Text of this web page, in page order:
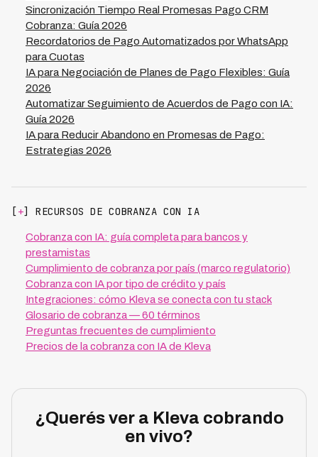
meticulosamente estos términos desde el inicio,
reduces conflictos posteriores y facilitas la cobranza.
Herramientas como Kleva operan en 7 países
latinoamericanos estandarizando estos requisitos y
manteniendo trazabilidad completa de cada acuerdo, lo
que contribuye a su tasa de recuperación del 73% en
deudas vencidas.
Sincronización Tiempo Real Promesas Pago CRM
Cobranza: Guía 2026
Recordatorios de Pago Automatizados por WhatsApp
para Cuotas
IA para Negociación de Planes de Pago Flexibles: Guía
2026
Automatizar Seguimiento de Acuerdos de Pago con IA:
Guía 2026
IA para Reducir Abandono en Promesas de Pago:
Estrategias 2026
[ +] RECURSOS DE COBRANZA CON IA
Cobranza con IA: guía completa para bancos y
prestamistas
Cumplimiento de cobranza por país (marco regulatorio)
Cobranza con IA por tipo de crédito y país
Integraciones: cómo Kleva se conecta con tu stack
Glosario de cobranza — 60 términos
Preguntas frecuentes de cumplimiento
Precios de la cobranza con IA de Kleva
¿Querés ver a Kleva cobrando
en vivo?